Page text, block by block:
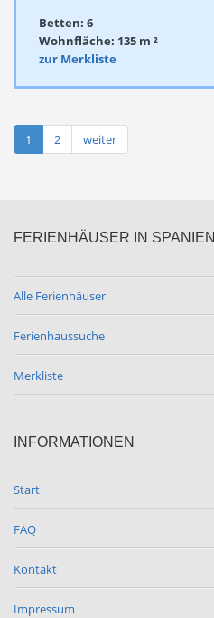
Betten: 6
Wohnfläche: 135 m ²
zur Merkliste
1 2 weiter
FERIENHÄUSER IN SPANIEN
Alle Ferienhäuser
Ferienhaussuche
Merkliste
INFORMATIONEN
Start
FAQ
Kontakt
Impressum